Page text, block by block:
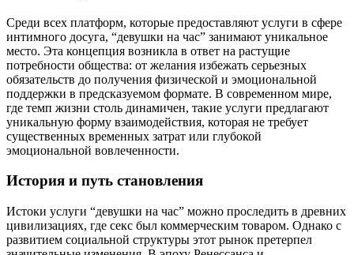
Среди всех платформ, которые предоставляют услуги в сфере
интимного досуга, “девушки на час” занимают уникальное
место. Эта концепция возникла в ответ на растущие
потребности общества: от желания избежать серьезных
обязательств до получения физической и эмоциональной
поддержки в предсказуемом формате. В современном мире,
где темп жизни столь динамичен, такие услуги предлагают
уникальную форму взаимодействия, которая не требует
существенных временных затрат или глубокой
эмоциональной вовлеченности.
История и путь становления
Истоки услуги “девушки на час” можно проследить в древних
цивилизациях, где секс был коммерческим товаром. Однако с
развитием социальной структуры этот рынок претерпел